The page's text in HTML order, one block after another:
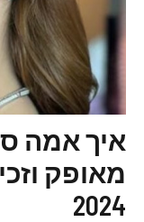
איך אמה
מאופק
2024